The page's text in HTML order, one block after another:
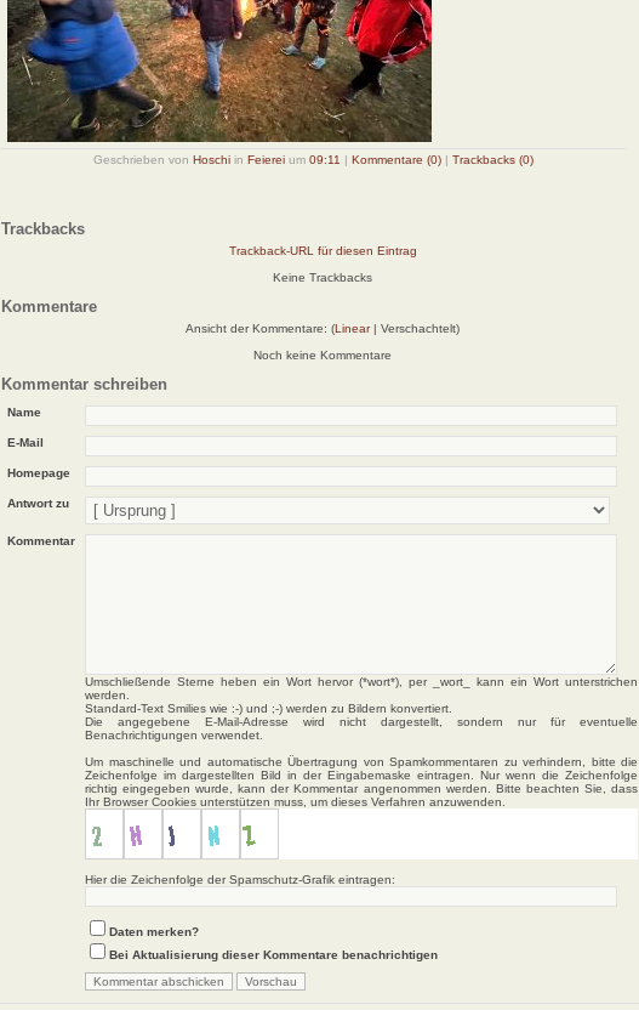
Geschrieben von Hoschi in Feierei um 09:11 | Kommentare (0) | Trackbacks (0)
Trackbacks
Trackback-URL für diesen Eintrag
Keine Trackbacks
Kommentare
Ansicht der Kommentare: (Linear| Verschachtelt)
Noch keine Kommentare
Kommentar schreiben
Name
E-Mail
Homepage
Antwort zu
Kommentar
Umschließende Sterne heben ein Wort hervor (*wort*), per _wort_ kann ein Wort unterstrichen
werden.
Standard-Text Smilies wie :-) und ;-) werden zu Bildern konvertiert.
Die angegebene E-Mail-Adresse wird nicht dargestellt, sondern nur für eventuelle
Benachrichtigungen verwendet.
Um maschinelle und automatische Übertragung von Spamkommentaren zu verhindern, bitte die
Zeichenfolge im dargestellten Bild in der Eingabemaske eintragen. Nur wenn die Zeichenfolge
richtig eingegeben wurde, kann der Kommentar angenommen werden. Bitte beachten Sie, dass
Ihr Browser Cookies unterstützen muss, um dieses Verfahren anzuwenden.
Hier die Zeichenfolge der Spamschutz-Grafik eintragen:
Daten merken?
Bei Aktualisierung dieser Kommentare benachrichtigen